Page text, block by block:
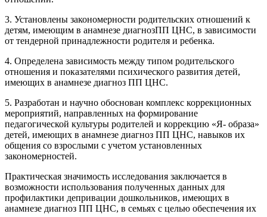
3. Установлены закономерности родительских отношений к
детям, имеющим в анамнезе диагнозПП ЦНС, в зависимости
от тендерной принадлежности родителя и ребенка.
4. Определена зависимость между типом родительского
отношения и показателями психического развития детей,
имеющих в анамнезе диагноз ПП ЦНС.
5. Разработан и научно обоснован комплекс коррекционных
мероприятий, направленных на формирование
педагогической культуры родителей и коррекцию «Я- образа»
детей, имеющих в анамнезе диагноз ПП ЦНС, навыков их
общения со взрослыми с учетом установленных
закономерностей.
Практическая значимость исследования заключается в
возможности использования полученных данных для
профилактики депривации дошкольников, имеющих в
анамнезе диагноз ПП ЦНС, в семьях с целью обеспечения их